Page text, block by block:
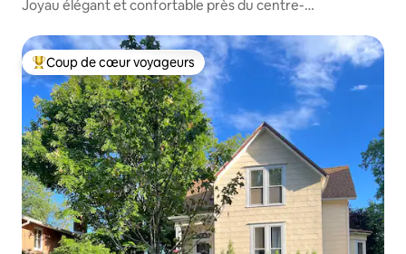
Joyau élégant et confortable près du centre-
Coups de cœur voyageurs les plus appréciés
Coup de cœur voyageurs